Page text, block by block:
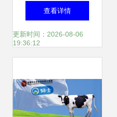
牛 牧业高效养殖全
攻略
查看详情
更新时间：2026-08-06
19:36:12